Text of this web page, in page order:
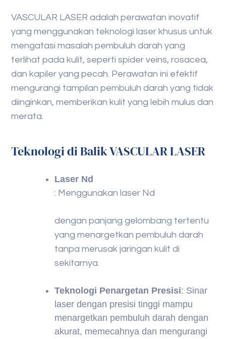
VASCULAR LASER adalah perawatan inovatif
yang menggunakan teknologi laser khusus untuk
mengatasi masalah pembuluh darah yang
terlihat pada kulit, seperti spider veins, rosacea,
dan kapiler yang pecah. Perawatan ini efektif
mengurangi tampilan pembuluh darah yang tidak
diinginkan, memberikan kulit yang lebih mulus dan
merata.
Teknologi di Balik VASCULAR LASER
Laser Nd
: Menggunakan laser Nd
dengan panjang gelombang tertentu
yang menargetkan pembuluh darah
tanpa merusak jaringan kulit di
sekitarnya.
Teknologi Penargetan Presisi: Sinar
laser dengan presisi tinggi mampu
menargetkan pembuluh darah dengan
akurat, memecahnya dan mengurangi